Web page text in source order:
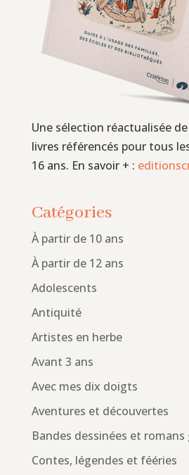
Une sélection réactualisée
livres référencés pour tous
16 ans. En savoir + :
Catégories
À partir de 10 ans
À partir de 12 ans
Adolescents
Antiquité
Artistes en herbe
Avant 3 ans
Avec mes dix doigts
Aventures et découvertes
Bandes dessinées et romans
Contes, légendes et fééries